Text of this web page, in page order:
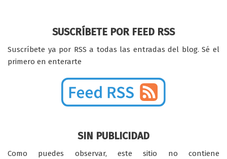
SUSCRÍBETE POR FEED RSS
Suscríbete ya por RSS a todas las entradas del blog. Sé el
primero en enterarte
SIN PUBLICIDAD
Como puedes observar, este sitio no contiene